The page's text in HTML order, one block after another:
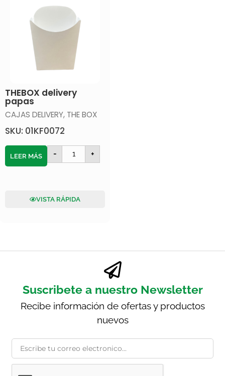
THEBOX delivery
papas
CAJAS DELIVERY, THE BOX
SKU: 01KF0072
- +
LEER MÁS
VISTA RÁPIDA
Suscribete a nuestro Newsletter
Recibe información de ofertas y productos
nuevos